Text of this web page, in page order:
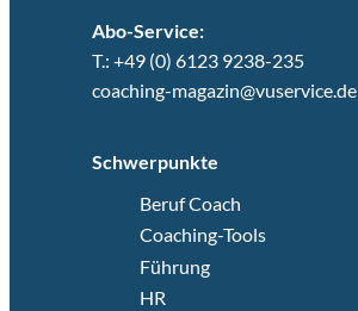
Abo-Service:
T.: +49 (0) 6123 9238-235
coaching-magazin@vuservice.de
Schwerpunkte
Beruf Coach
Coaching-Tools
Führung
HR